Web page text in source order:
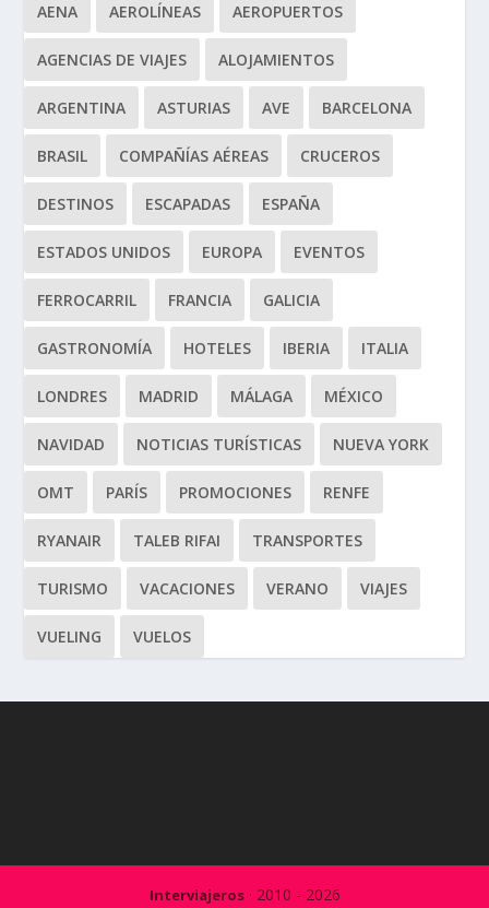
AENA AEROLÍNEAS AEROPUERTOS
AGENCIAS DE VIAJES ALOJAMIENTOS
ARGENTINA ASTURIAS AVE BARCELONA
BRASIL COMPAÑÍAS AÉREAS CRUCEROS
DESTINOS ESCAPADAS ESPAÑA
ESTADOS UNIDOS EUROPA EVENTOS
FERROCARRIL FRANCIA GALICIA
GASTRONOMÍA HOTELES IBERIA ITALIA
LONDRES MADRID MÁLAGA MÉXICO
NAVIDAD NOTICIAS TURÍSTICAS NUEVA YORK
OMT PARÍS PROMOCIONES RENFE
RYANAIR TALEB RIFAI TRANSPORTES
TURISMO VACACIONES VERANO VIAJES
VUELING VUELOS
Interviajeros· 2010 - 2026